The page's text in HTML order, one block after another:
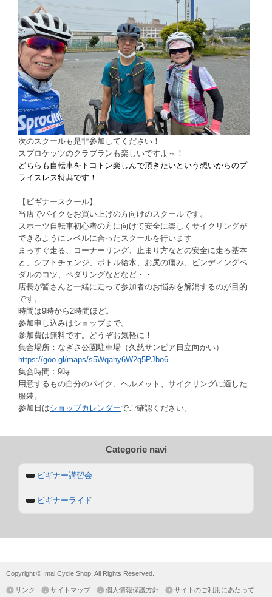
次のスクールも是非参加してください！
スプロケッツのクラブランも楽しいですよ～！
どちらも自転車をトコトン楽しんで頂きたいという想いからのプ
ライスレス特典です！
【ビギナースクール】
当店でバイクをお買い上げの方向けのスクールです。
スポーツ自転車初心者の方に 向けて安全に楽しくサイクリングが
できるようにレベルに合ったス クールを行います
まっすぐ走る、
コーナーリング、止まり方などの安全に走る基本
と、シフトチェンジ、ボトル給水、お尻の痛み、ビンディングペ
ダルのコツ、ペダリ ングなどなど・・
店長が皆さんと 一緒に走って参加者のお悩みを解消するのが目的
です。
時間は9時から2時間ほど。
参加申し込みはショップまで。
参加費は無料です 。どうぞお気軽に！
集合場所：な ぎさ公園駐車場（久慈サンピア日 立向かい）
https://goo.gl/maps/s5Wqahy6W2q5PJbo6
集合時間：9時
用意するもの自分のバイ ク、ヘルメット、サイクリングに適した
服装。
参加日はショップカレンダーでご確認ください。
Categorie navi
ビギナー講習会
ビギナーライド
Copyright © Imai Cycle Shop, All Rights Reserved.
リンク サイトマップ 個人情報保護方針 サイトのご利用にあたって